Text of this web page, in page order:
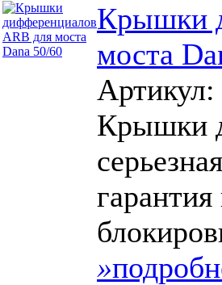
Крышки
моста
Артикул:
Крышки
»